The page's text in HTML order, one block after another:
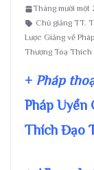
Tháng mười một
Chủ giảng TT.
Lược Giảng về
Thượng Toạ
+ Pháp
Pháp Uyển
Thích Đạo